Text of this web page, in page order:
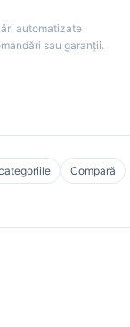
automatizate
sau garanții.
Compară